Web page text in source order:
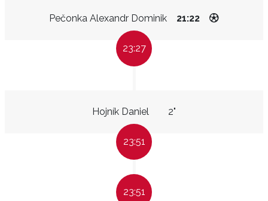
Pečonka Alexandr Dominik 21:22
23:27
Hojník Daniel 2"
23:51
23:51